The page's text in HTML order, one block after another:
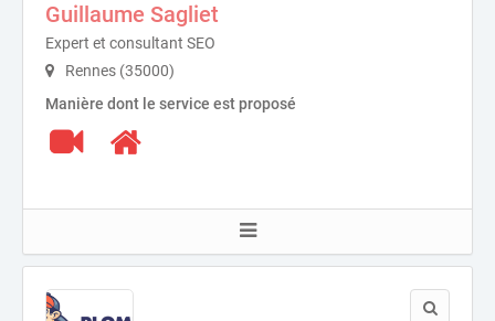
Guillaume Sagliet
Expert et consultant SEO
Rennes (35000)
Manière dont le service est proposé